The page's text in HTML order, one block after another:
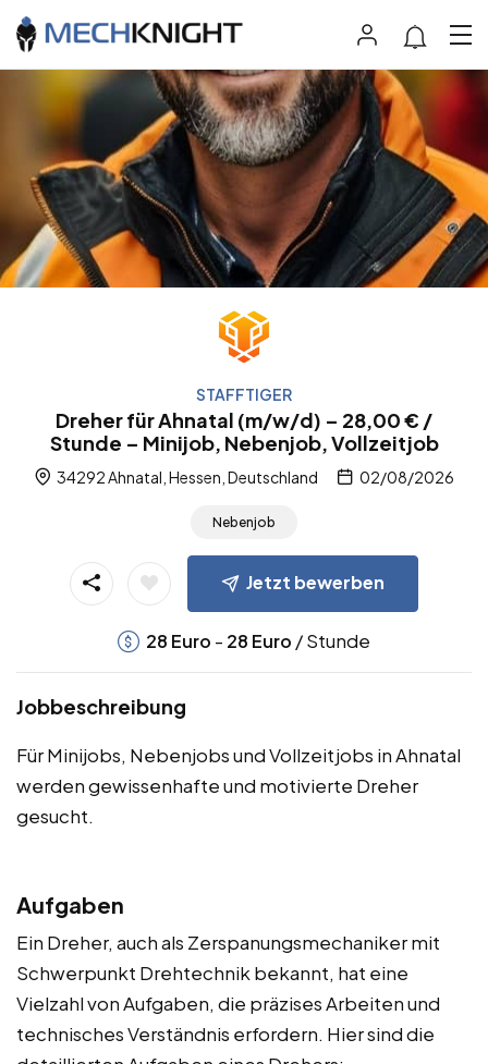
STAFFTIGER
Dreher für Ahnatal (m/w/d) – 28,00 € /
Stunde – Minijob, Nebenjob, Vollzeitjob
34292 Ahnatal, Hessen, Deutschland 02/08/2026
Nebenjob
Jetzt bewerben
28 Euro - 28 Euro / Stunde
Jobbeschreibung
Für Minijobs, Nebenjobs und Vollzeitjobs in Ahnatal
werden gewissenhafte und motivierte Dreher
gesucht.
Aufgaben
Ein Dreher, auch als Zerspanungsmechaniker mit
Schwerpunkt Drehtechnik bekannt, hat eine
Vielzahl von Aufgaben, die präzises Arbeiten und
technisches Verständnis erfordern. Hier sind die